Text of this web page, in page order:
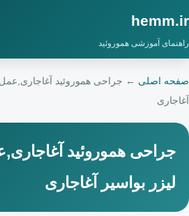
hemm.ir
راهنمای آموزشی هموروئید
صفحه اصلی ← جراحی هموروئید
آغاجاری
جراحی هموروئید
لیزر بواسیر آغاجاری